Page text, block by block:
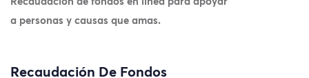
a personas y causas que amas.
Recaudación De Fondos